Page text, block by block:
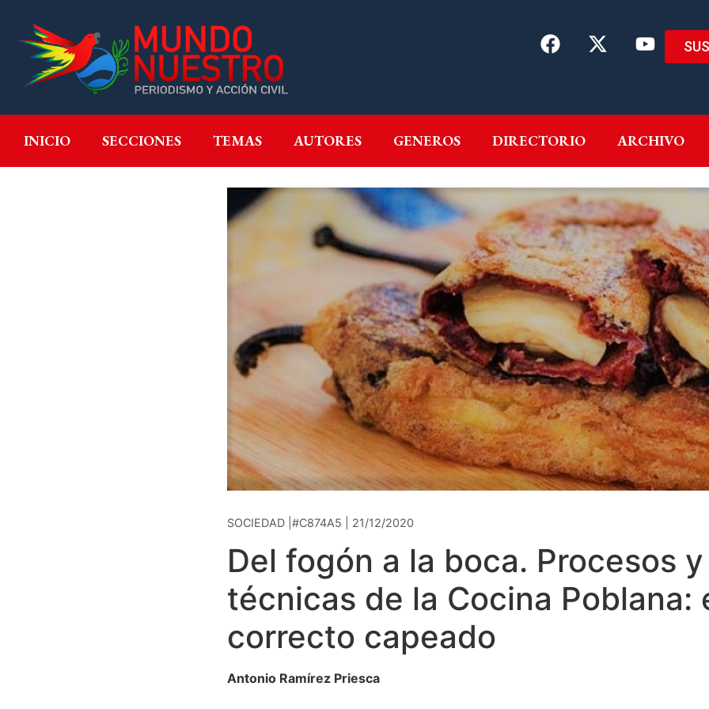
INICIO SECCIONES TEMAS AUTORES GENEROS DIRECTORIO ARCHIVO
INICIO SECCIONES GENEROS DIRECTORIO
SOCIEDAD |#C874A5 | 21/12/2020
Del fogón a la boca. Procesos y
técnicas de la Cocina Poblana:
correcto capeado
Antonio Ramírez Priesca